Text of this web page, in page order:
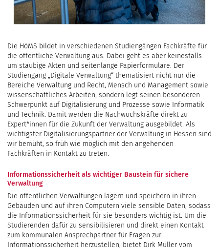
Die HöMS bildet in verschiedenen Studiengängen Fachkräfte für
die öffentliche Verwaltung aus. Dabei geht es aber keinesfalls
um staubige Akten und seitenlange Papierformulare. Der
Studiengang „Digitale Verwaltung“ thematisiert nicht nur die
Bereiche Verwaltung und Recht, Mensch und Management sowie
wissenschaftliches Arbeiten, sondern legt seinen besonderen
Schwerpunkt auf Digitalisierung und Prozesse sowie Informatik
und Technik. Damit werden die Nachwuchskräfte direkt zu
Expert*innen für die Zukunft der Verwaltung ausgebildet. Als
wichtigster Digitalisierungspartner der Verwaltung in Hessen sind
wir bemüht, so früh wie möglich mit den angehenden
Fachkräften in Kontakt zu treten.
Informationssicherheit als wichtiger Baustein für sichere
Verwaltung
Die öffentlichen Verwaltungen lagern und speichern in ihren
Gebäuden und auf ihren Computern viele sensible Daten, sodass
die Informationssicherheit für sie besonders wichtig ist. Um die
Studierenden dafür zu sensibilisieren und direkt einen Kontakt
zum kommunalen Ansprechpartner für Fragen zur
Informationssicherheit herzustellen, bietet Dirk Müller vom